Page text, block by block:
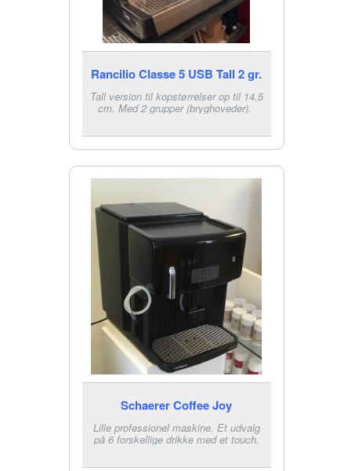
Rancilio Classe 5 USB Tall 2 gr.
Tall version til kopstørrelser op til 14,5
cm. Med 2 grupper (bryghoveder).
Schaerer Coffee Joy
Lille professionel maskine. Et udvalg
på 6 forskellige drikke med et touch.